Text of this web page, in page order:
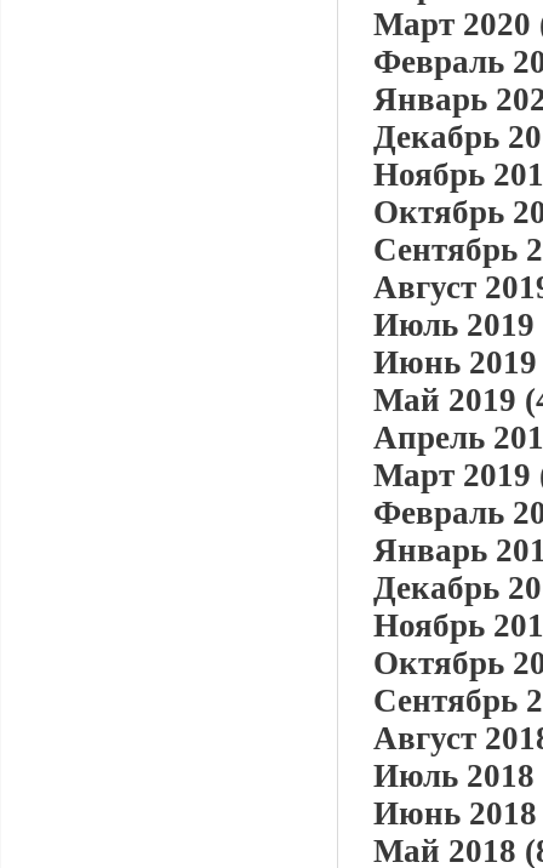
Март 2020
Февраль
Январь
Декабрь
Ноябрь
Октябрь
Сентябрь
Август
Июль 2019
Июнь 2019
Май 2019
Апрель
Март 2019
Февраль
Январь
Декабрь
Ноябрь
Октябрь
Сентябрь
Август
Июль 2018
Июнь 2018
Май 2018